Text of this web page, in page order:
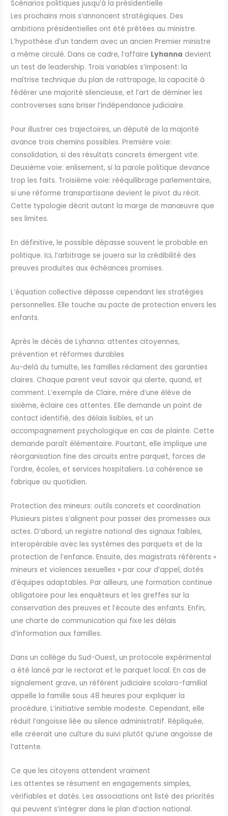
Scénarios politiques jusqu’à la présidentielle
Les prochains mois s’annoncent stratégiques. Des
ambitions présidentielles ont été prêtées au ministre.
L’hypothèse d’un tandem avec un ancien Premier ministre
a même circulé. Dans ce cadre, l’affaire Lyhanna devient
un test de leadership. Trois variables s’imposent: la
maîtrise technique du plan de rattrapage, la capacité à
fédérer une majorité silencieuse, et l’art de déminer les
controverses sans briser l’indépendance judiciaire.
Pour illustrer ces trajectoires, un député de la majorité
avance trois chemins possibles. Première voie:
consolidation, si des résultats concrets émergent vite.
Deuxième voie: enlisement, si la parole politique devance
trop les faits. Troisième voie: rééquilibrage parlementaire,
si une réforme transpartisane devient le pivot du récit.
Cette typologie décrit autant la marge de manœuvre que
ses limites.
En définitive, le possible dépasse souvent le probable en
politique. Ici, l’arbitrage se jouera sur la crédibilité des
preuves produites aux échéances promises.
L’équation collective dépasse cependant les stratégies
personnelles. Elle touche au pacte de protection envers les
enfants.
Après le décès de Lyhanna: attentes citoyennes,
prévention et réformes durables
Au-delà du tumulte, les familles réclament des garanties
claires. Chaque parent veut savoir qui alerte, quand, et
comment. L’exemple de Claire, mère d’une élève de
sixième, éclaire ces attentes. Elle demande un point de
contact identifié, des délais lisibles, et un
accompagnement psychologique en cas de plainte. Cette
demande paraît élémentaire. Pourtant, elle implique une
réorganisation fine des circuits entre parquet, forces de
l’ordre, écoles, et services hospitaliers. La cohérence se
fabrique au quotidien.
Protection des mineurs: outils concrets et coordination
Plusieurs pistes s’alignent pour passer des promesses aux
actes. D’abord, un registre national des signaux faibles,
interopérable avec les systèmes des parquets et de la
protection de l’enfance. Ensuite, des magistrats référents «
mineurs et violences sexuelles » par cour d’appel, dotés
d’équipes adaptables. Par ailleurs, une formation continue
obligatoire pour les enquêteurs et les greffes sur la
conservation des preuves et l’écoute des enfants. Enfin,
une charte de communication qui fixe les délais
d’information aux familles.
Dans un collège du Sud-Ouest, un protocole expérimental
a été lancé par le rectorat et le parquet local. En cas de
signalement grave, un référent judiciaire scolaro-familial
appelle la famille sous 48 heures pour expliquer la
procédure. L’initiative semble modeste. Cependant, elle
réduit l’angoisse liée au silence administratif. Répliquée,
elle créerait une culture du suivi plutôt qu’une angoisse de
l’attente.
Ce que les citoyens attendent vraiment
Les attentes se résument en engagements simples,
vérifiables et datés. Les associations ont listé des priorités
qui peuvent s’intégrer dans le plan d’action national.